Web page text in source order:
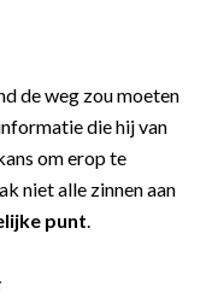
de weg zou moeten
die hij van
om erop te
niet alle zinnen aan
punt